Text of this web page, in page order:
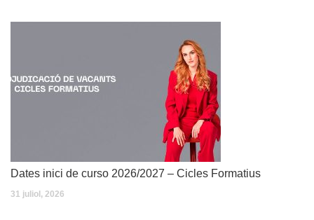
Dates inici de curso 2026/2027 – Cicles Formatius
31 juliol, 2026